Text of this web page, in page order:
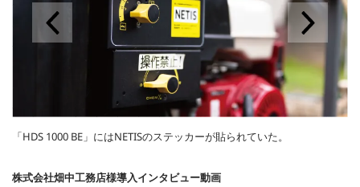
「HDS 1000 BE」にはNETISのステッカーが貼られていた。
株式会社畑中工務店様導入インタビュー動画